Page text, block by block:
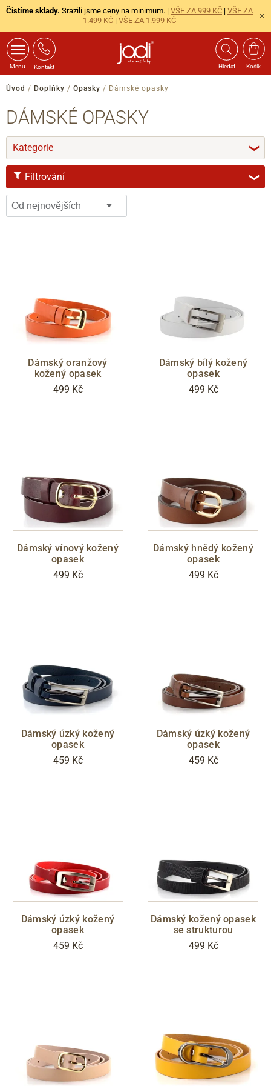
Čistíme sklady. Srazili jsme ceny na minimum. | VŠE ZA 999 KČ | VŠE ZA
1.499 KČ | VŠE ZA 1.999 KČ
Menu Kontakt Hledat Košík
Úvod / Doplňky / Opasky / Dámské opasky
DÁMSKÉ OPASKY
Kategorie ❯
Filtrování ❯
VELIKOST
Högl
JADI
žlutá oranžová
bronzová metalická
CENA
Dámský oranžový
kožený opasek
499 Kč
Dámský bílý kožený
opasek
499 Kč
Dámský vínový kožený
opasek
499 Kč
Dámský hnědý kožený
opasek
499 Kč
Dámský úzký kožený
opasek
459 Kč
Dámský úzký kožený
opasek
459 Kč
Dámský úzký kožený
opasek
459 Kč
Dámský kožený opasek
se strukturou
499 Kč